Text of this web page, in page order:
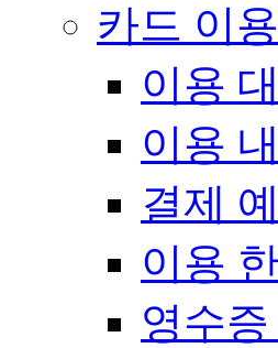
카드 이
이용
이용
결제
이용
영수